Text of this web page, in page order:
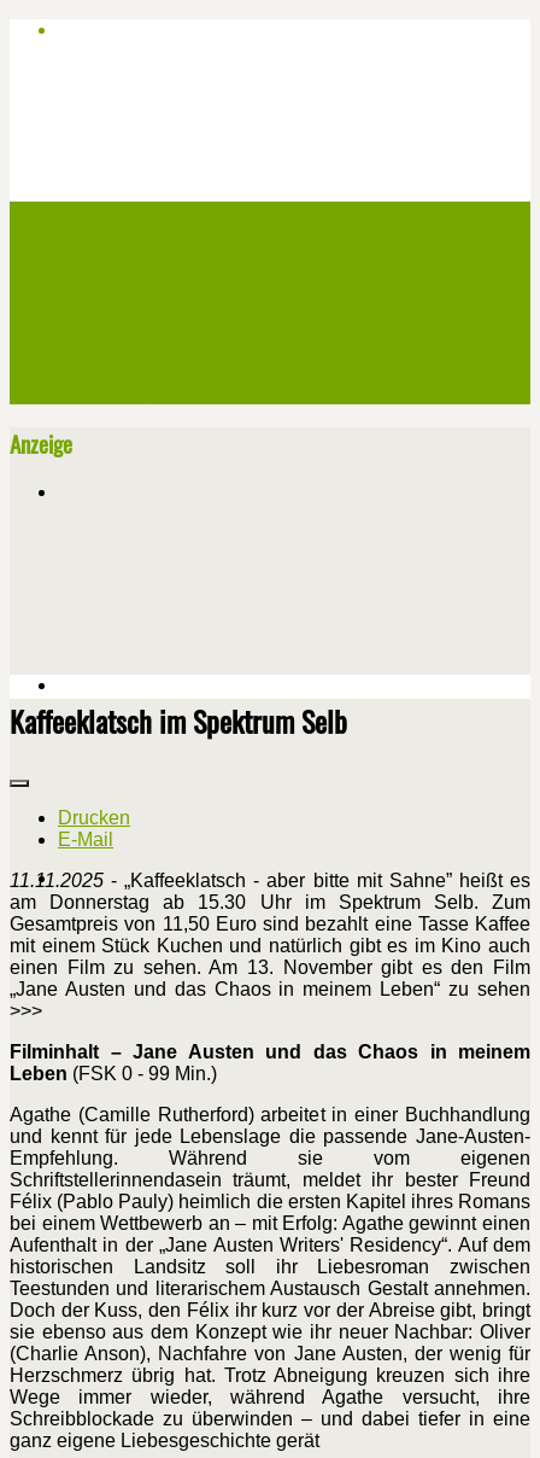
Anzeige
Kaffeeklatsch im Spektrum Selb
Drucken
E-Mail
11.11.2025 - „Kaffeeklatsch - aber bitte mit Sahne” heißt es
am Donnerstag ab 15.30 Uhr im Spektrum Selb. Zum
Gesamtpreis von 11,50 Euro sind bezahlt eine Tasse Kaffee
mit einem Stück Kuchen und natürlich gibt es im Kino auch
einen Film zu sehen. Am 13. November gibt es den Film
„Jane Austen und das Chaos in meinem Leben“ zu sehen
>>>
Filminhalt – Jane Austen und das Chaos in meinem
Leben (FSK 0 - 99 Min.)
Agathe (Camille Rutherford) arbeitet in einer Buchhandlung
und kennt für jede Lebenslage die passende Jane-Austen-
Empfehlung. Während sie vom eigenen
Schriftstellerinnendasein träumt, meldet ihr bester Freund
Félix (Pablo Pauly) heimlich die ersten Kapitel ihres Romans
bei einem Wettbewerb an – mit Erfolg: Agathe gewinnt einen
Aufenthalt in der „Jane Austen Writers' Residency“. Auf dem
historischen Landsitz soll ihr Liebesroman zwischen
Teestunden und literarischem Austausch Gestalt annehmen.
Doch der Kuss, den Félix ihr kurz vor der Abreise gibt, bringt
sie ebenso aus dem Konzept wie ihr neuer Nachbar: Oliver
(Charlie Anson), Nachfahre von Jane Austen, der wenig für
Herzschmerz übrig hat. Trotz Abneigung kreuzen sich ihre
Wege immer wieder, während Agathe versucht, ihre
Schreibblockade zu überwinden – und dabei tiefer in eine
ganz eigene Liebesgeschichte gerät